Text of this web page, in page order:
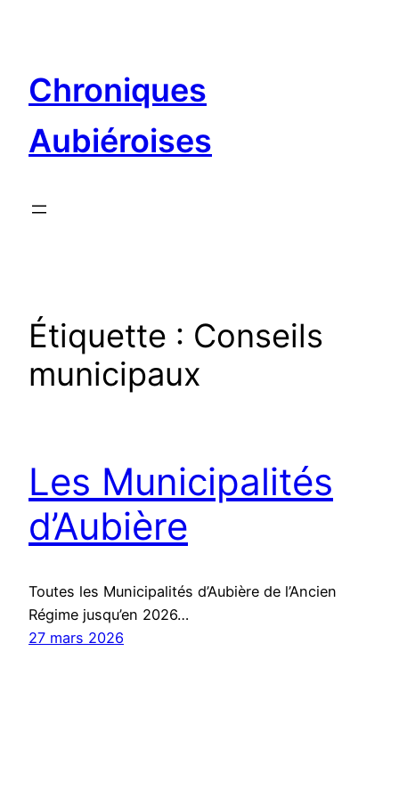
Chroniques
Aubiéroises
Étiquette : Conseils
municipaux
Les Municipalités
d’Aubière
Toutes les Municipalités d’Aubière de l’Ancien
Régime jusqu’en 2026…
27 mars 2026